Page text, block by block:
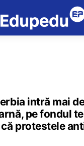
intră mai
pe fondul
protestele